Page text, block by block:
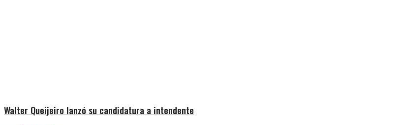
Walter Queijeiro lanzó su candidatura a intendente